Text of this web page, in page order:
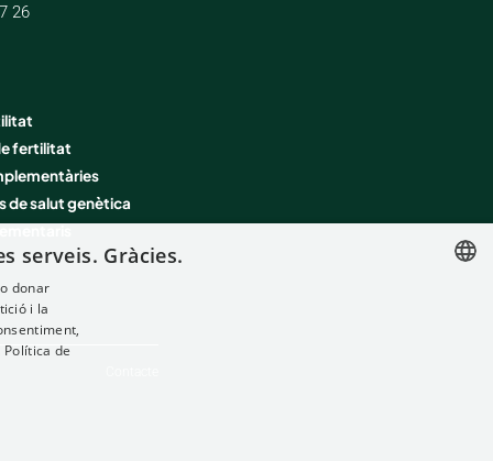
26
fertilitat
de salut genètica
serveis. Gràcies.
donar
i la
Política de